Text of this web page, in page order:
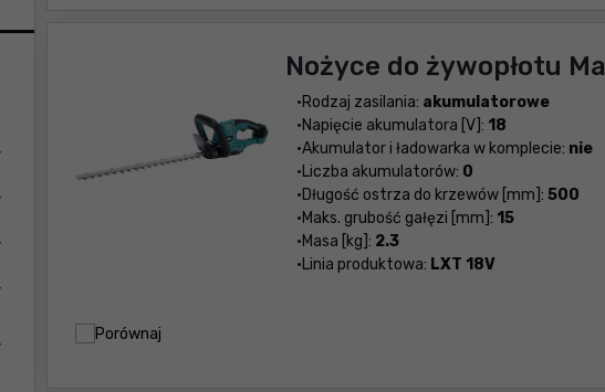
Nożyce do żywopłotu
Rodzaj zasilania: akumulatorowe
Napięcie akumulatora [V]: 18
Akumulator i ładowarka w komplecie: nie
Liczba akumulatorów: 0
Długość ostrza do krzewów [mm]: 500
Maks. grubość gałęzi [mm]: 15
Masa [kg]: 2.3
Linia produktowa: LXT 18V
Porównaj